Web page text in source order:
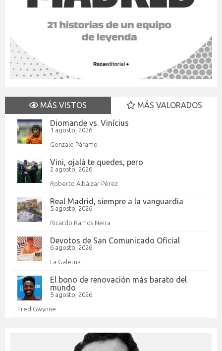
MÁS VISTOS
MÁS VALORADOS
Diomande vs. Vinícius
1 agosto, 2026
Gonzalo Páramo
Vini, ojalá te quedes, pero
2 agosto, 2026
Roberto Albáizar Pérez
Real Madrid, siempre a la vanguardia
5 agosto, 2026
Ricardo Ramos Neira
Devotos de San Comunicado Oficial
6 agosto, 2026
La Galerna
El bono de renovación más barato del
mundo
5 agosto, 2026
Fred Gwynne